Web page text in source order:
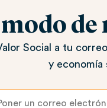
de
Social a tu
y economía